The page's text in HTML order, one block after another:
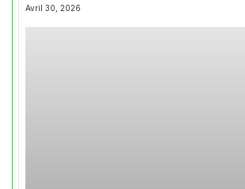
تتويجاته آخر السنوات
Avril 30, 2026